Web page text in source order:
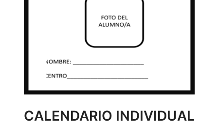
CALENDARIO INDIVIDUAL